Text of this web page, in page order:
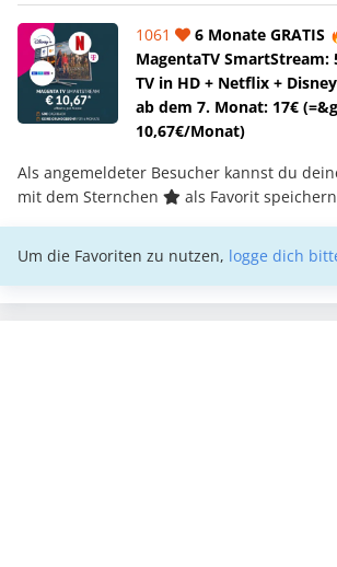
1061
6 Monate GRATIS
MagentaTV SmartStream:
TV in HD + Netflix +
ab dem 7. Monat: 17€
10,67€/Monat)
Als angemeldeter Besucher kannst du
mit dem Sternchen
als Favorit
Um die Favoriten zu nutzen, logge dich